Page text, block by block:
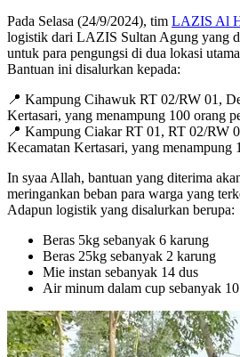
Pada Selasa (24/9/2024), tim LAZIS Al
logistik dari LAZIS Sultan Agung yang
untuk para pengungsi di dua lokasi
Bantuan ini disalurkan kepada:
📍 Kampung Cihawuk RT 02/RW 01,
Kertasari, yang menampung 100 orang
📍 Kampung Ciakar RT 01, RT 02/RW
Kecamatan Kertasari, yang menampung
In syaa Allah, bantuan yang diterima
meringankan beban para warga yang
Adapun logistik yang disalurkan berupa:
Beras 5kg sebanyak 6 karung
Beras 25kg sebanyak 2 karung
Mie instan sebanyak 14 dus
Air minum dalam cup sebanyak